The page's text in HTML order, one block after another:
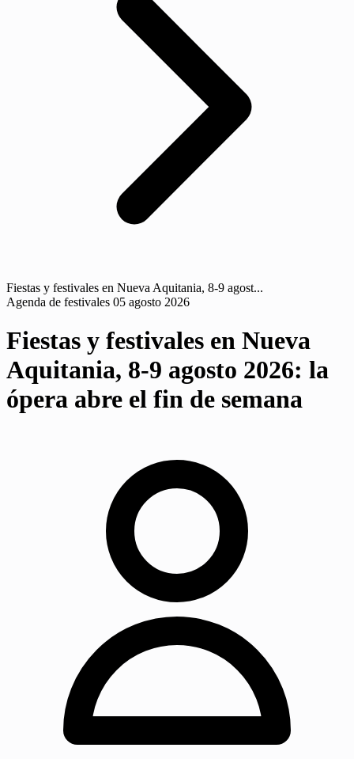
Fiestas y festivales en Nueva Aquitania, 8-9 agost...
Agenda de festivales 05 agosto 2026
Fiestas y festivales en Nueva
Aquitania, 8-9 agosto 2026: la
ópera abre el fin de semana